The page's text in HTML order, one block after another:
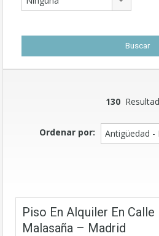
130
Ordenar por: Antigüedad -
Piso En Alquiler En
Malasaña – Madrid